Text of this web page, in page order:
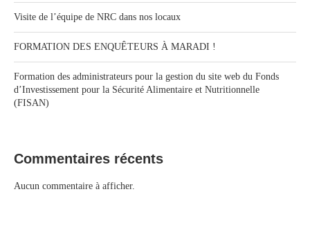
Visite de l’équipe de NRC dans nos locaux
FORMATION DES ENQUÊTEURS À MARADI !
Formation des administrateurs pour la gestion du site web du Fonds
d’Investissement pour la Sécurité Alimentaire et Nutritionnelle
(FISAN)
Commentaires récents
Aucun commentaire à afficher.